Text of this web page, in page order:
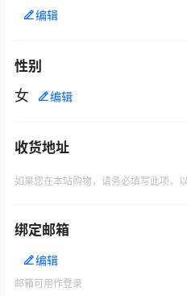
编辑
性别
女 编辑
收货地址
如果您在本站购物，请务必填写此项，以
绑定邮箱
编辑
邮箱可用作登录